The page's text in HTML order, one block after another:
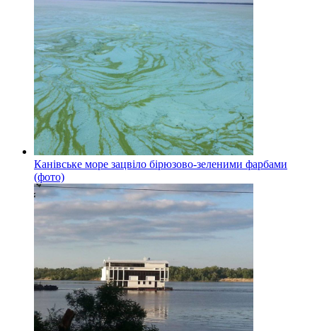
Канівське море зацвіло бірюзово-зеленими фарбами
(фото)